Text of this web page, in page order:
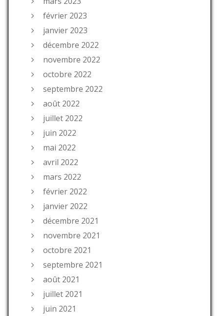
février 2023
janvier 2023
décembre 2022
novembre 2022
octobre 2022
septembre 2022
août 2022
juillet 2022
juin 2022
mai 2022
avril 2022
mars 2022
février 2022
janvier 2022
décembre 2021
novembre 2021
octobre 2021
septembre 2021
août 2021
juillet 2021
juin 2021